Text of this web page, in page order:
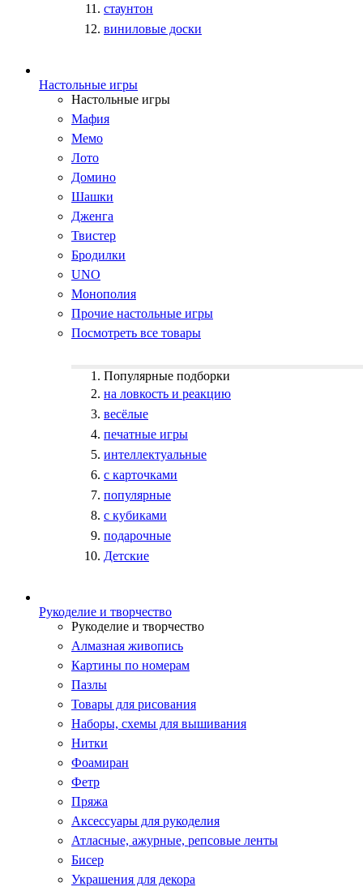
стаунтон
виниловые доски
Настольные игры
Настольные игры
Мафия
Мемо
Лото
Домино
Шашки
Дженга
Твистер
Бродилки
UNO
Монополия
Прочие настольные игры
Посмотреть все товары
Популярные подборки
на ловкость и реакцию
весёлые
печатные игры
интеллектуальные
с карточками
популярные
с кубиками
подарочные
Детские
Рукоделие и творчество
Рукоделие и творчество
Алмазная живопись
Картины по номерам
Пазлы
Товары для рисования
Наборы, схемы для вышивания
Нитки
Фоамиран
Фетр
Пряжа
Аксессуары для рукоделия
Атласные, ажурные, репсовые ленты
Бисер
Украшения для декора